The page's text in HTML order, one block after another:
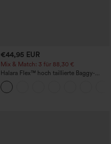
€44,95 EUR
Mix & Match: 3 für 88,30 €
Halara Flex™ hoch taillierte Baggy-
Jeans mit Taschen, weitem Bein,
stonewashed, lässig